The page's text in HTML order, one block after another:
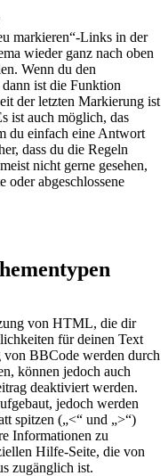
markieren“-Links in der
wieder ganz nach oben
Wenn du den
ist die Funktion
der letzten Markierung ist
ist auch möglich, das
du einfach eine Antwort
dass du die Regeln
nicht gerne gesehen,
abgeschlossene
von HTML, die dir
für deinen Text
BBCode werden durch
können jedoch auch
deaktiviert werden.
jedoch werden
spitzen („<“ und „>“)
Informationen zu
Hilfe-Seite, die von
zugänglich ist.